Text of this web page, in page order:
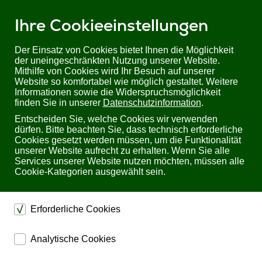
Ihre Cookieeinstellungen
Der Einsatz von Cookies bietet Ihnen die Möglichkeit
der uneingeschränkten Nutzung unserer Website.
Mithilfe von Cookies wird Ihr Besuch auf unserer
Website so komfortabel wie möglich gestaltet. Weitere
Informationen sowie die Widerspruchsmöglichkeit
finden Sie in unserer Datenschutzinformation.
Entscheiden Sie, welche Cookies wir verwenden
dürfen. Bitte beachten Sie, dass technisch erforderliche
Cookies gesetzt werden müssen, um die Funktionalität
unserer Website aufrecht zu erhalten. Wenn Sie alle
Services unserer Website nutzen möchten, müssen alle
Cookie-Kategorien ausgewählt sein.
Erforderliche Cookies
dienen dem technischen einwandfreien Betrieb unserer
Website.
Analytische Cookies